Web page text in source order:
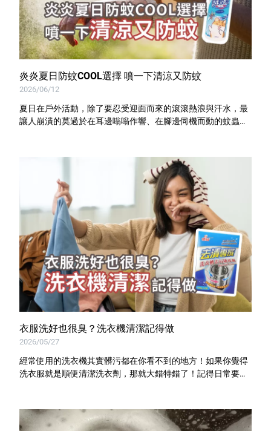
炎炎夏日防蚊COOL選擇 噴一下清涼又防蚊
2026/06/12
夏日在戶外活動，除了要忍受迎面而來的滾滾熱浪與汗水，最
讓人崩潰的莫過於在耳邊嗡嗡作響、在腳邊伺機而動的蚊蟲！
衣服洗好也很臭？洗衣機清潔記得做
2026/05/27
經常使用的洗衣機其實髒污都在你看不到的地方！如果你覺得
洗衣服就是順便清潔洗衣劑，那就大錯特錯了！記得日常要做